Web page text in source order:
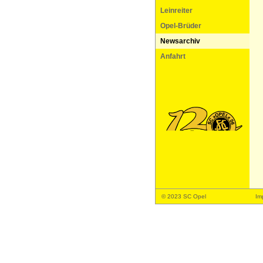
Leinreiter
Opel-Brüder
Newsarchiv
Anfahrt
© 2023 SC Opel